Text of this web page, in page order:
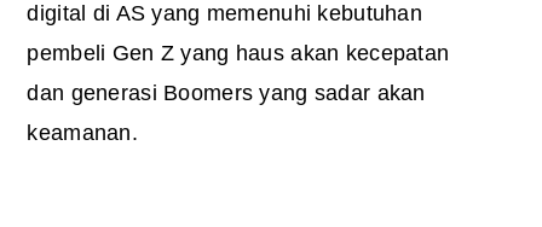
digital di AS yang memenuhi kebutuhan
pembeli Gen Z yang haus akan kecepatan
dan generasi Boomers yang sadar akan
keamanan.